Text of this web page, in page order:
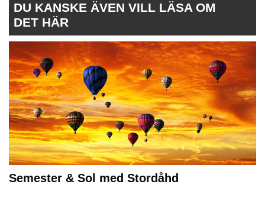
DU KANSKE ÄVEN VILL LÄSA OM
DET HÄR
Semester & Sol med Stordåhd